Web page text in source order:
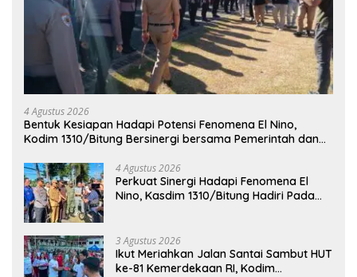
4 Agustus 2026
Bentuk Kesiapan Hadapi Potensi Fenomena El Nino,
Kodim 1310/Bitung Bersinergi bersama Pemerintah dan
Bencana
4 Agustus 2026
Perkuat Sinergi Hadapi Fenomena El
Nino, Kasdim 1310/Bitung Hadiri Pada
3 Agustus 2026
Ikut Meriahkan Jalan Santai Sambut HUT
ke-81 Kemerdekaan RI, Kodim